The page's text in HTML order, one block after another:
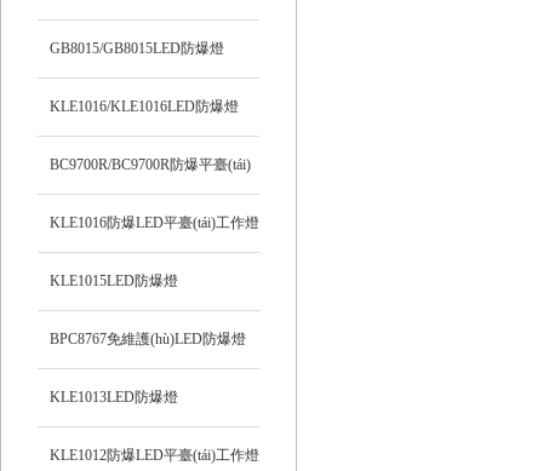
LED燈
GB8015/GB8015LED防爆燈
KLE1016/KLE1016LED防爆燈
BC9700R/BC9700R防爆平臺(tái)
燈
KLE1016防爆LED平臺(tái)工作燈
KLE1015LED防爆燈
BPC8767免維護(hù)LED防爆燈
KLE1013LED防爆燈
KLE1012防爆LED平臺(tái)工作燈